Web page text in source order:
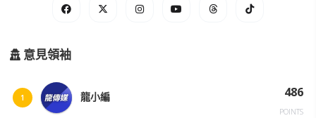
意見領袖
1 龍小編 486
POINTS